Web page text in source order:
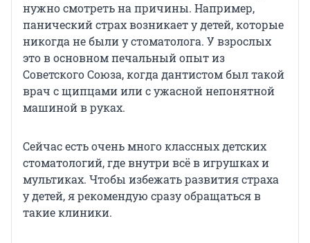
нужно смотреть на причины. Например,
панический страх возникает у детей, которые
никогда не были у стоматолога. У взрослых
это в основном печальный опыт из
Советского Союза, когда дантистом был такой
врач с щипцами или с ужасной непонятной
машиной в руках.
Сейчас есть очень много классных детских
стоматологий, где внутри всё в игрушках и
мультиках. Чтобы избежать развития страха
у детей, я рекомендую сразу обращаться в
такие клиники.